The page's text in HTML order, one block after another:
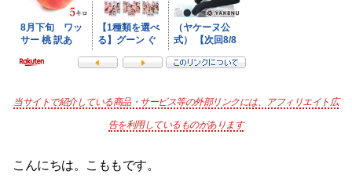
当サイトで紹介している商品・サービス等の外部リンクには、アフィリエイト広
告を利用しているものがあります
こんにちは。こももです。